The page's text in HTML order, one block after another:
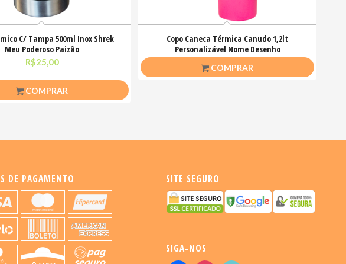
C/ Tampa 500ml Inox Shrek
Meu Poderoso Paizão
R$25,00
COMPRAR
Copo Caneca Térmica Canudo 1,2lt
Personalizável Nome Desenho
COMPRAR
DE PAGAMENTO SITE SEGURO
SIGA-NOS